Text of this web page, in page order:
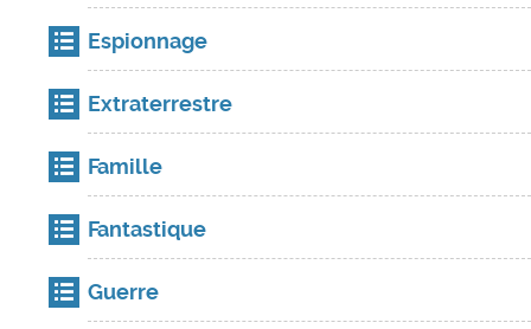
Espionnage
Extraterrestre
Famille
Fantastique
Guerre